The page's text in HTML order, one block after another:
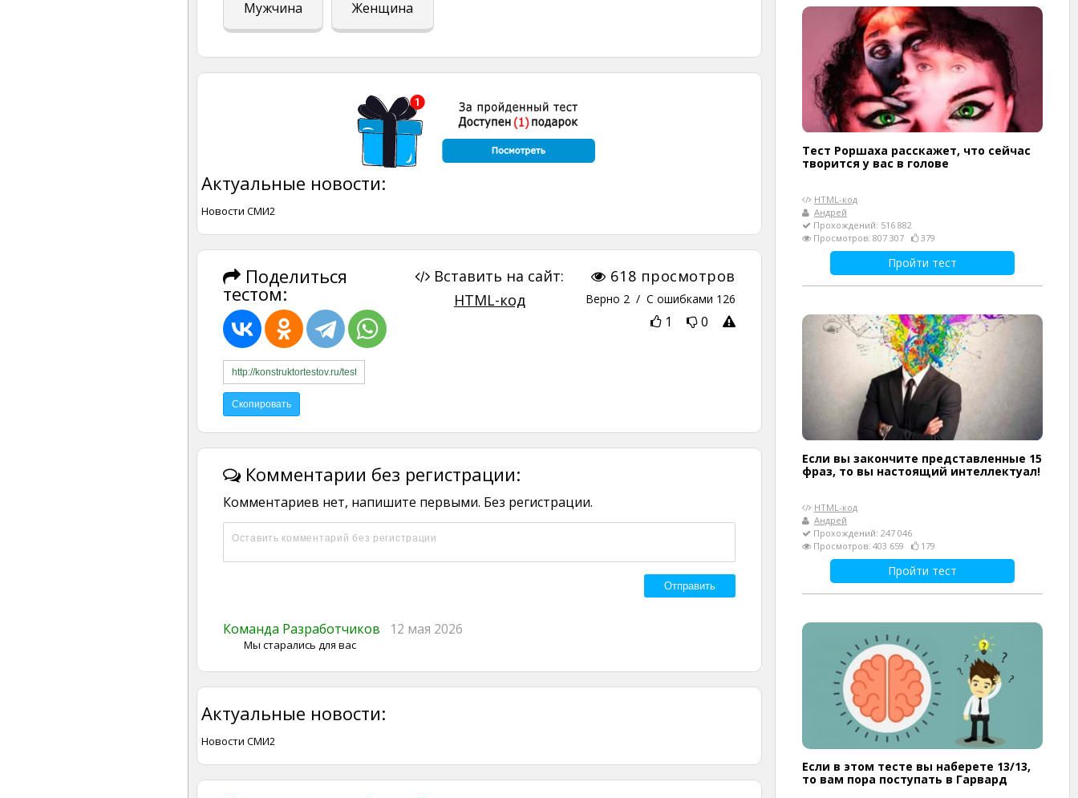
Мужчина Женщина
Актуальные новости:
Новости СМИ2
Поделиться
тестом:
618 просмотров
Верно 2 / С ошибками 126
1 0
Вставить на сайт:
HTML-код
Комментарии без регистрации:
Комментариев нет, напишите первыми. Без регистрации.
Команда Разработчиков 12 мая 2026
Мы старались для вас
Актуальные новости:
Новости СМИ2
Тест Роршаха расскажет, что сейчас
творится у вас в голове
HTML-код
Андрей
Прохождений: 516 882
Просмотров: 807 307
379
Пройти тест
Если вы закончите представленные 15
фраз, то вы настоящий интеллектуал!
HTML-код
Андрей
Прохождений: 247 046
Просмотров: 403 659
179
Пройти тест
Если в этом тесте вы наберете 13/13,
то вам пора поступать в Гарвард